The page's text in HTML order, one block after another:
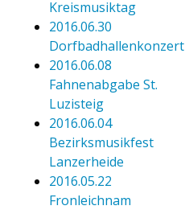
Kreismusiktag
2016.06.30
Dorfbadhallenkonzert
2016.06.08
Fahnenabgabe St.
Luzisteig
2016.06.04
Bezirksmusikfest
Lanzerheide
2016.05.22
Fronleichnam